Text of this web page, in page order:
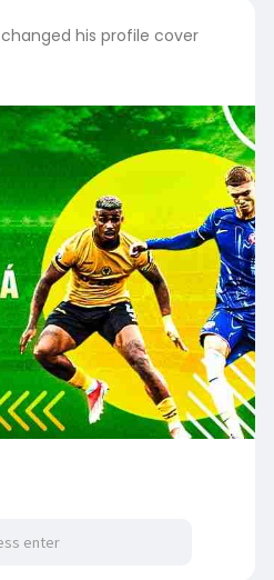
changed his profile cover